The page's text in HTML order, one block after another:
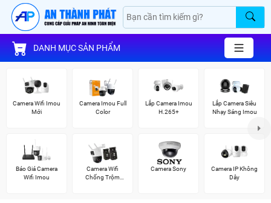
DANH MỤC SẢN PHẨM
Camera Wifi Imou
Mới
Camera Imou Full
Color
Lắp Camera Imou
H.265+
Lắp Camera Siêu
Nhạy Sáng Imou
Báo Giá Camera
Wifi Imou
Camera Wifi
Chống Trộm
Camera Sony
Camera IP Không
Dây